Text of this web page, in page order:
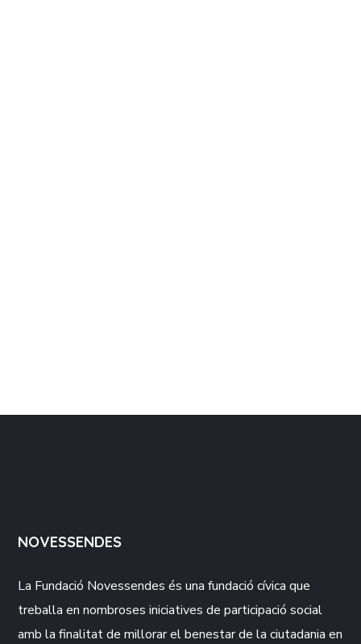
NOVESSENDES
La Fundació Novessendes és una fundació cívica que
treballa en nombroses iniciatives de participació social
amb la finalitat de millorar el benestar de la ciutadania en